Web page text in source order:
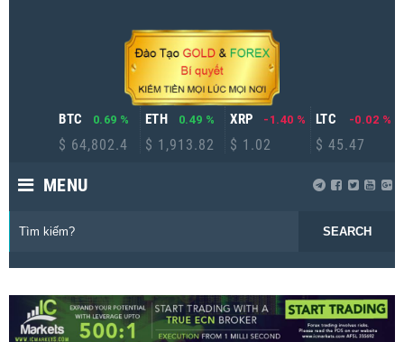
BTC
$ 64,802.4
0.69 %
ETH
$ 1,913.82
0.49 %
XRP
$ 1.02
-1.40 %
LTC
$ 45.47
-0.02 %
SEARCH
MENU